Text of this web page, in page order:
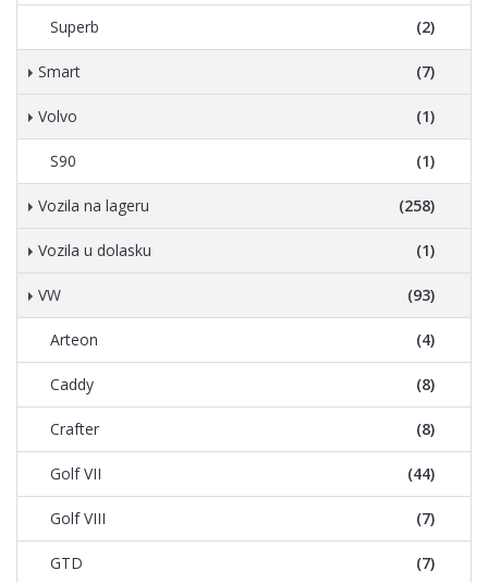
Superb (2)
Smart (7)
Volvo (1)
S90 (1)
Vozila na lageru (258)
Vozila u dolasku (1)
VW (93)
Arteon (4)
Caddy (8)
Crafter (8)
Golf VII (44)
Golf VIII (7)
GTD (7)